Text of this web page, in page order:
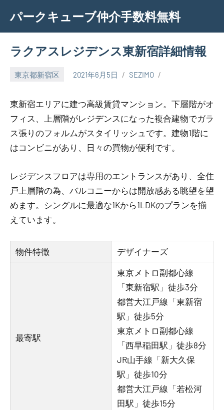
content
パークキューブ仲介手数料無料
ラクアスレジデンス東新宿詳細情報
東京都新宿区 2021年6月5日 SEZIMO
東新宿エリアに建つ高級賃貸マンション。下層階がオ
フィス、上層階がレジデンスになった複合建物でガラ
ス張りのフォルムがスタイリッシュです。建物1階に
はコンビニがあり、日々の買物が便利です。
レジデンスフロアは専用のエントランスがあり、全住
戸上層階の為、バルコニーからは開放感ある眺望を望
めます。シングルに最適な1Kから1LDKのプランを揃
えています。
物件特徴 デザイナーズ
最寄駅
東京メトロ副都心線
「東新宿駅」徒歩3分
都営大江戸線「東新宿
駅」徒歩5分
東京メトロ副都心線
「西早稲田駅」徒歩8分
JR山手線「新大久保
駅」徒歩10分
都営大江戸線「若松河
田駅」徒歩15分